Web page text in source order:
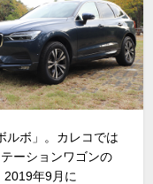
ルボ」。カレコでは
ーションワゴンの
2019年9月に